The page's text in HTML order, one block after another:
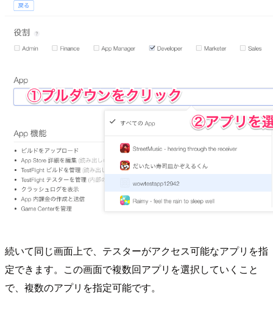
続いて同じ画面上で、テスターがアクセス可能なアプリを指
定できます。この画面で複数回アプリを選択していくこと
で、複数のアプリを指定可能です。